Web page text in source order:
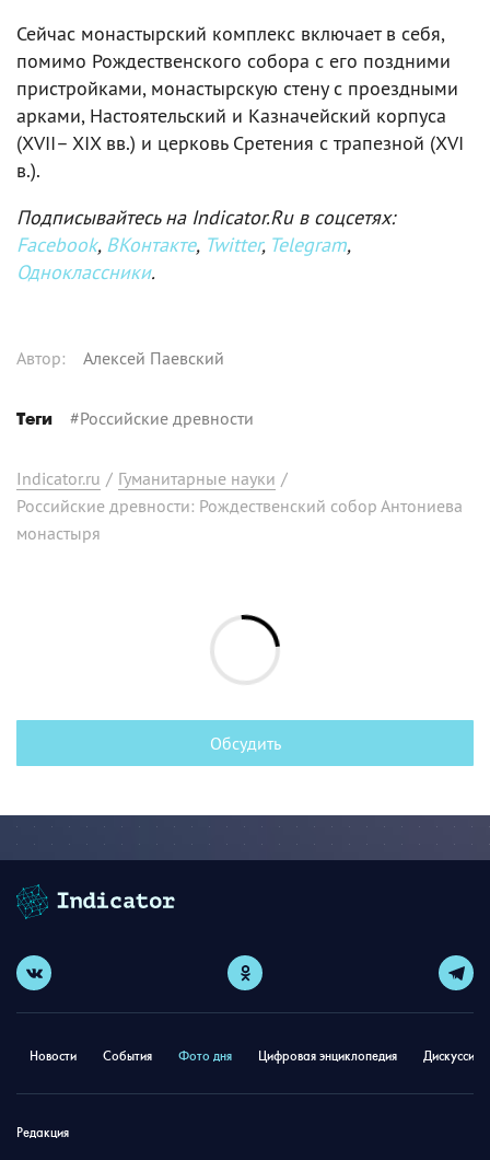
Сейчас монастырский комплекс включает в себя,
помимо Рождественского собора с его поздними
пристройками, монастырскую стену с проездными
арками, Настоятельский и Казначейский корпуса
(XVII– XIX вв.) и церковь Сретения с трапезной (XVI
в.).
Подписывайтесь на Indicator.Ru в соцсетях:
Facebook, ВКонтакте, Twitter, Telegram,
Одноклассники.
Автор: Алексей Паевский
Теги #Российские древности
Indicator.ru / Гуманитарные науки /
Российские древности: Рождественский собор Антониева
монастыря
Обсудить
Новости События Фото дня Цифровая энциклопедия
Редакция